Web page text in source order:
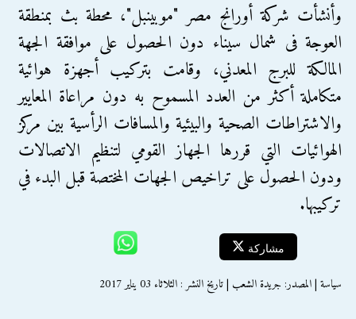
وأنشأت شركة أورانج مصر "موبينبل"، محطة بث بمنطقة
العوجة فى شمال سيناء دون الحصول على موافقة الجهة
المالكة للبرج المعدني، وقامت بتركيب أجهزة هوائية
متكاملة أكثر من العدد المسموح به دون مراعاة المعايير
والاشتراطات الصحية والبيئية والمسافات الرأسية بين مركز
الهوائيات التي قررها الجهاز القومي لتنظيم الاتصالات
ودون الحصول على تراخيص الجهات المختصة قبل البدء في
تركيبها.
مشاركة
سياسة | المصدر: جريدة الشعب | تاريخ النشر : الثلاثاء 03 يناير 2017